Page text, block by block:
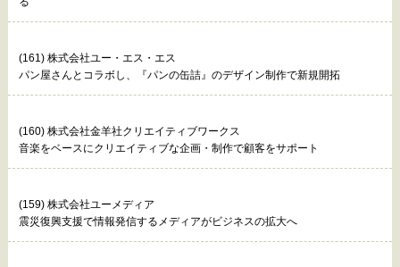
(161) 株式会社ユー・エス・エス
パン屋さんとコラボし、『パンの缶詰』のデザイン制作で新規開拓
(160) 株式会社金羊社クリエイティブワークス
音楽をベースにクリエイティブな企画・制作で顧客をサポート
(159) 株式会社ユーメディア
震災復興支援で情報発信するメディアがビジネスの拡大へ